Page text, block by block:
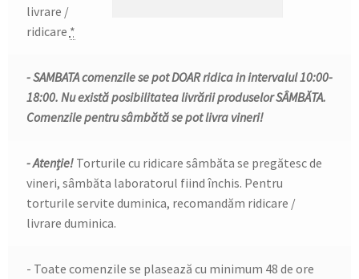
livrare /
ridicare *
- SAMBATA comenzile se pot DOAR ridica in intervalul 10:00-
18:00. Nu există posibilitatea livrării produselor SÂMBĂTA.
Comenzile pentru sâmbătă se pot livra vineri!
- Atenție! Torturile cu ridicare sâmbăta se pregătesc de
vineri, sâmbăta laboratorul fiind închis. Pentru
torturile servite duminica, recomandăm ridicare /
livrare duminica.
- Toate comenzile se plasează cu minimum 48 de ore